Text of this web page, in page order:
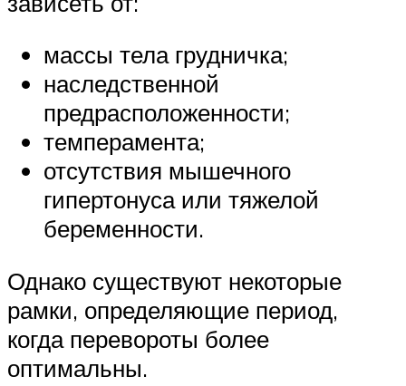
массы тела грудничка;
наследственной
предрасположенности;
темперамента;
отсутствия мышечного
гипертонуса или тяжелой
беременности.
Однако существуют некоторые
рамки, определяющие период,
когда перевороты более
оптимальны.